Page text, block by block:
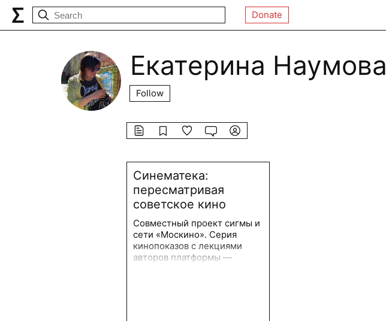
Donate
Екатерина Наумова
Follow
Синематека:
пересматривая
советское кино
Совместный проект сигмы и
сети «Москино». Серия
кинопоказов с лекциями
авторов платформы —